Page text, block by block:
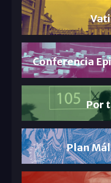
Conferencia
Por
Plan